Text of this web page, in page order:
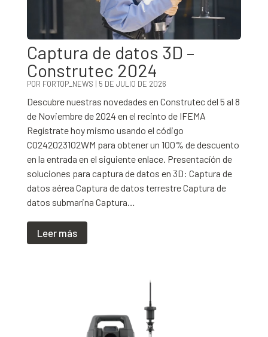
Captura de datos 3D –
Construtec 2024
POR FORTOP_NEWS | 5 DE JULIO DE 2026
Descubre nuestras novedades en Construtec del 5 al 8
de Noviembre de 2024 en el recinto de IFEMA
Regístrate hoy mismo usando el código
CO242023102WM para obtener un 100% de descuento
en la entrada en el siguiente enlace. Presentacíón de
soluciones para captura de datos en 3D: Captura de
datos aérea Captura de datos terrestre Captura de
datos submarina Captura…
Leer más